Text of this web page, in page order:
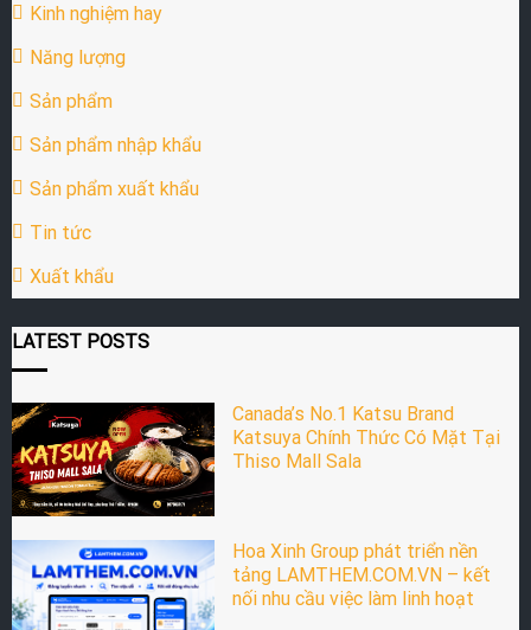
Kinh nghiệm hay
Năng lượng
Sản phẩm
Sản phẩm nhập khẩu
Sản phẩm xuất khẩu
Tin tức
Xuất khẩu
LATEST POSTS
Canada’s No.1 Katsu Brand
Katsuya Chính Thức Có Mặt Tại
Thiso Mall Sala
Hoa Xinh Group phát triển nền
tảng LAMTHEM.COM.VN – kết
nối nhu cầu việc làm linh hoạt